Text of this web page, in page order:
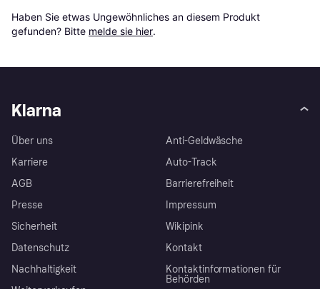
Haben Sie etwas Ungewöhnliches an diesem Produkt
gefunden? Bitte melde sie hier.
Klarna
Über uns
Karriere
AGB
Presse
Sicherheit
Datenschutz
Nachhaltigkeit
Anti-Geldwäsche
Auto-Track
Barrierefreiheit
Impressum
Wikipink
Kontakt
Kontaktinformationen für
Behörden